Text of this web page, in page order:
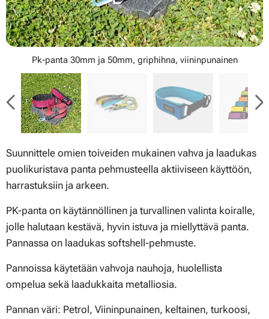
Pk-panta 30mm ja 50mm, griphihna, viininpunainen
Suunnittele omien toiveiden mukainen vahva ja laadukas
puolikuristava panta pehmusteella aktiiviseen käyttöön,
harrastuksiin ja arkeen.
PK-panta on käytännöllinen ja turvallinen valinta koiralle,
jolle halutaan kestävä, hyvin istuva ja miellyttävä panta.
Pannassa on laadukas softshell-pehmuste.
Pannoissa käytetään vahvoja nauhoja, huolellista
ompelua sekä laadukkaita metalliosia.
Pannan väri: Petrol, Viininpunainen, keltainen, turkoosi,